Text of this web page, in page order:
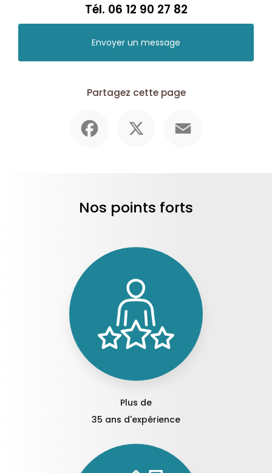
Tél. 06 12 90 27 82
Envoyer un message
Partagez cette page
Nos points forts
Plus de
35 ans d'expérience